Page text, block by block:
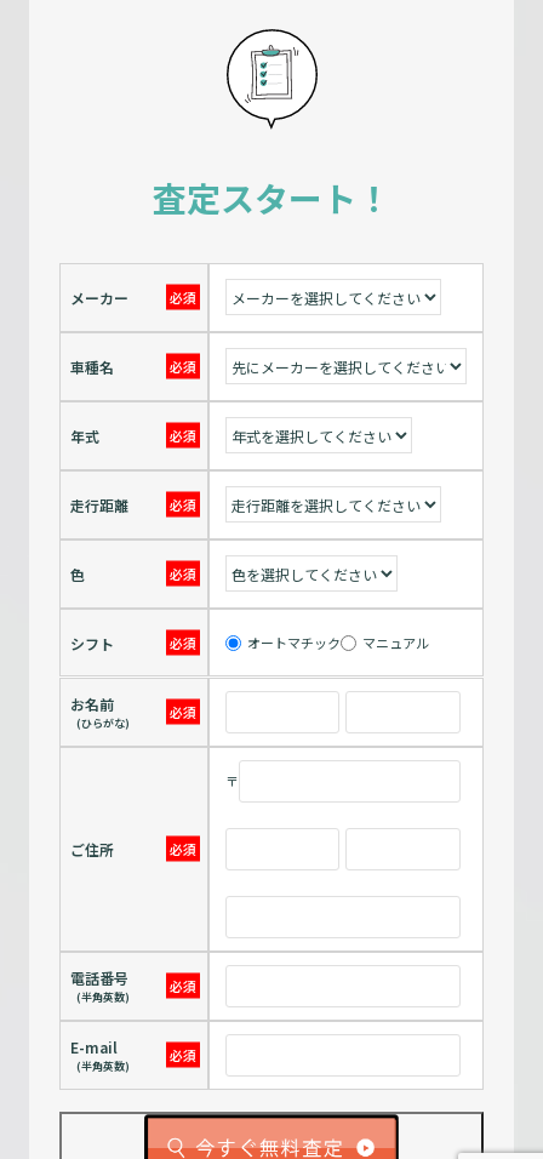
査定スタート！
メーカー
車種名
年式
走行距離
色
シフト オートマチック マニュアル
お名前
(ひらがな)
ご住所
〒
電話番号
(半角英数)
E-mail
(半角英数)